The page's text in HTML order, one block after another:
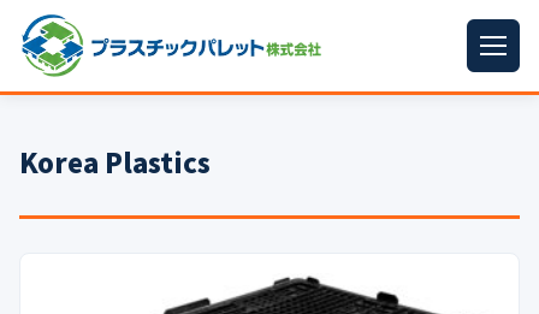
パレットサイズ
プラパレット ▼
Korea Plastics